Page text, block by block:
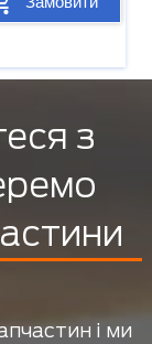
з
і ми